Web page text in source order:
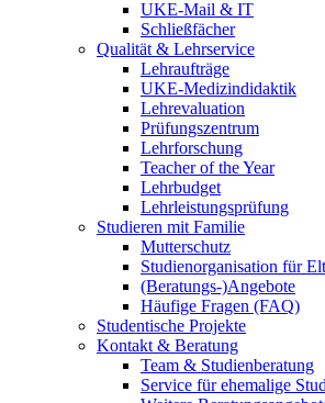
UKE-Mail & IT
Schließfächer
Qualität & Lehrservice
Lehraufträge
UKE-Medizindidaktik
Lehrevaluation
Prüfungszentrum
Lehrforschung
Teacher of the Year
Lehrbudget
Lehrleistungsprüfung
Studieren mit Familie
Mutterschutz
Studienorganisation für
(Beratungs-)Angebote
Häufige Fragen (FAQ)
Studentische Projekte
Kontakt & Beratung
Team & Studienberatung
Service für ehemalige